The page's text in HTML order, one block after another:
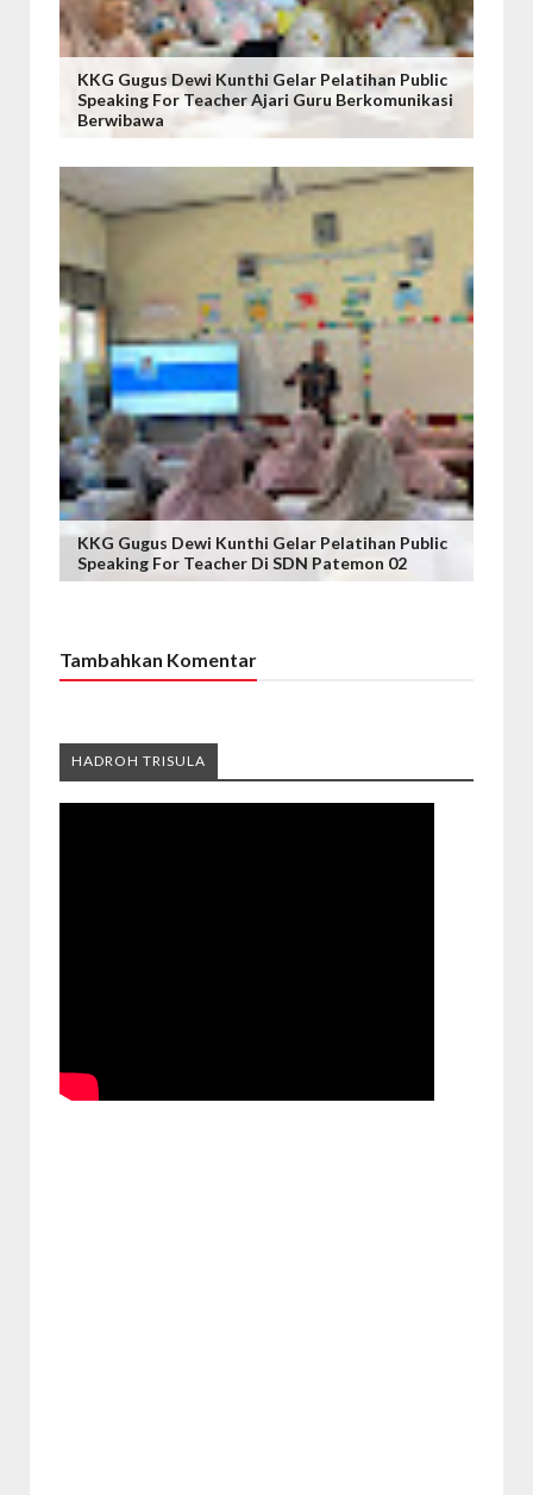
KKG Gugus Dewi Kunthi Gelar Pelatihan Public
Speaking For Teacher Ajari Guru Berkomunikasi
Berwibawa
KKG Gugus Dewi Kunthi Gelar Pelatihan Public
Speaking For Teacher Di SDN Patemon 02
Tambahkan Komentar
HADROH TRISULA